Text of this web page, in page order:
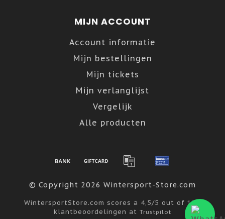
MIJN ACCOUNT
Account informatie
Mijn bestellingen
Mijn tickets
Mijn verlanglijst
Vergelijk
Alle producten
© Copyright 2026 Wintersport-Store.com
WintersportStore.com scores a 4,5/5 out of 122
klantbeoordelingen at Trustpilot